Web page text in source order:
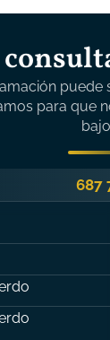
puede
para que
687